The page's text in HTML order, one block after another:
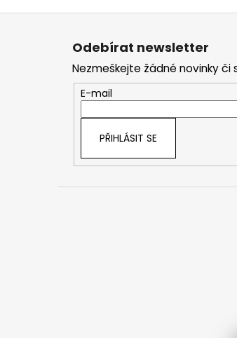
Z
Odebírat newsletter
Nezmeškejte žádné novinky či
E-mail
PŘIHLÁSIT SE